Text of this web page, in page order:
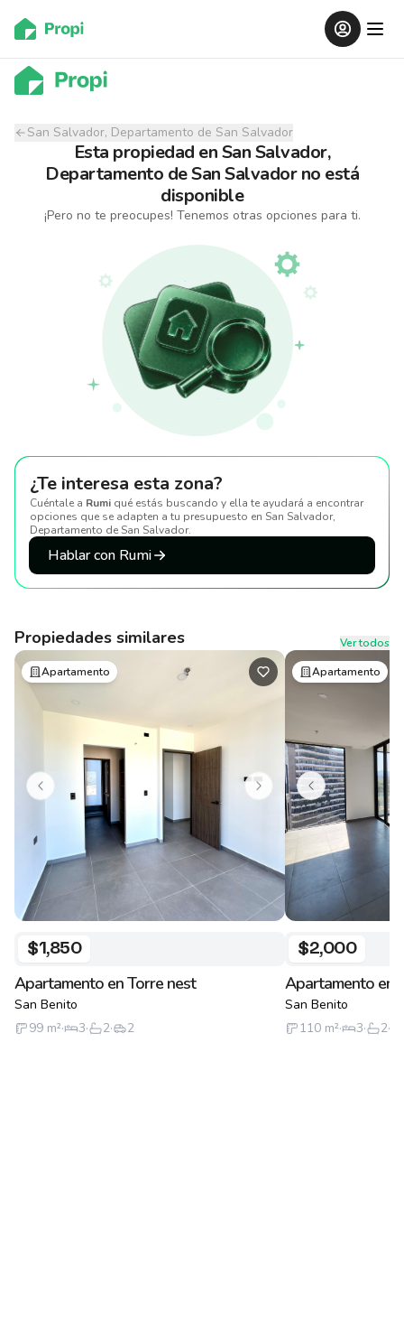
San Salvador, Departamento de San Salvador
Esta propiedad enSan Salvador,
Departamento de San Salvador no está
disponible
¡Pero no te preocupes! Tenemos otras opciones para ti.
¿Te interesa esta zona?
Cuéntale a Rumi qué estás buscando y ella te ayudará a encontrar
opciones que se adapten a tu presupuesto en San Salvador,
Departamento de San Salvador.
Hablar con Rumi
Propiedades similares
Ver todos
Apartamento
$1,850
Apartamento en Torre nest
San Benito
99 m²· 3· 2· 2
Apartamento
$2,000
Apartamento en
San Benito
110 m²· 3· 2·